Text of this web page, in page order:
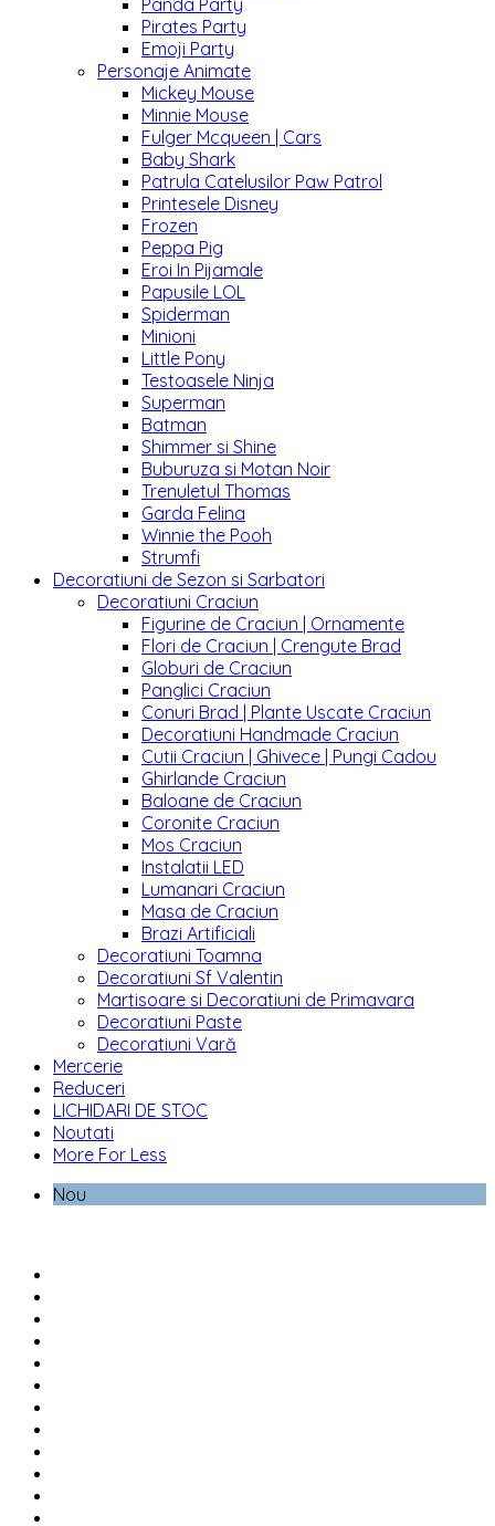
Panda Party
Pirates Party
Emoji Party
Personaje Animate
Mickey Mouse
Minnie Mouse
Fulger Mcqueen | Cars
Baby Shark
Patrula Catelusilor Paw Patrol
Printesele Disney
Frozen
Peppa Pig
Eroi In Pijamale
Papusile LOL
Spiderman
Minioni
Little Pony
Testoasele Ninja
Superman
Batman
Shimmer si Shine
Buburuza si Motan Noir
Trenuletul Thomas
Garda Felina
Winnie the Pooh
Strumfi
Decoratiuni de Sezon si Sarbatori
Decoratiuni Craciun
Figurine de Craciun | Ornamente
Flori de Craciun | Crengute Brad
Globuri de Craciun
Panglici Craciun
Conuri Brad | Plante Uscate Craciun
Decoratiuni Handmade Craciun
Cutii Craciun | Ghivece | Pungi Cadou
Ghirlande Craciun
Baloane de Craciun
Coronite Craciun
Mos Craciun
Instalatii LED
Lumanari Craciun
Masa de Craciun
Brazi Artificiali
Decoratiuni Toamna
Decoratiuni Sf Valentin
Martisoare si Decoratiuni de Primavara
Decoratiuni Paste
Decoratiuni Vară
Mercerie
Reduceri
LICHIDARI DE STOC
Noutati
More For Less
Nou